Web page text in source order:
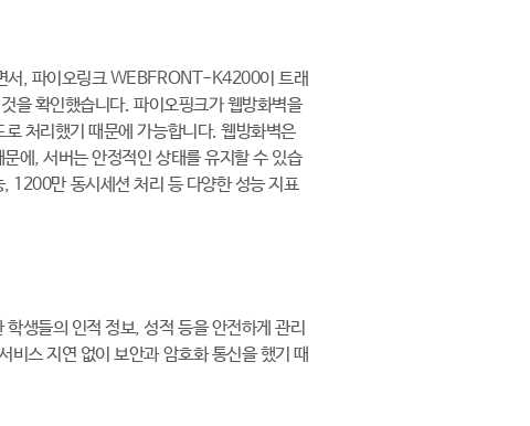
서, 파이오링크 WEBFRONT-K4200이 트래
을 확인했습니다. 파이오핑크가 웹방화벽을
처리했기 때문에 가능합니다. 웹방화벽은
에, 서버는 안정적인 상태를 유지할 수 있습
1200만 동시세션 처리 등 다양한 성능 지표
생들의 인적 정보, 성적 등을 안전하게 관리
비스 지연 없이 보안과 암호화 통신을 했기 때